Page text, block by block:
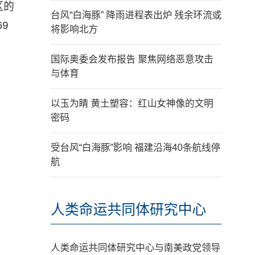
的
台风“白海豚” 降雨进程表出炉 残余环流或
将影响北方
国际奥委会发布报告 聚焦网络恶意攻击
与体育
以玉为睛 黄土塑容：红山女神像的文明
密码
受台风“白海豚”影响 福建沿海40条航线停
航
人类命运共同体研究中心
人类命运共同体研究中心与南美政党领导